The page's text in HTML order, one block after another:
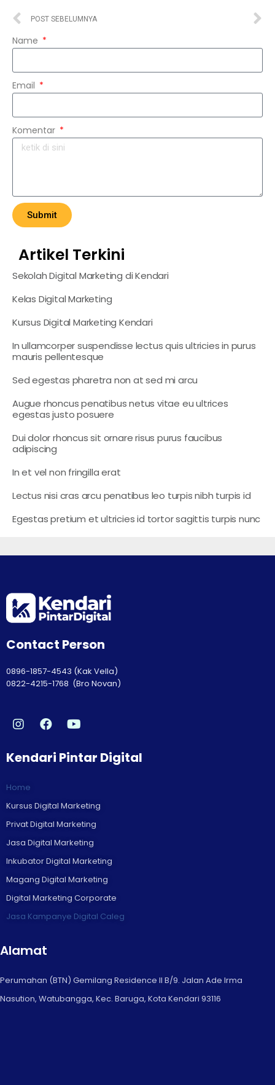
POST SEBELUMNYA
Name
Email
Komentar
Submit
Artikel Terkini
Sekolah Digital Marketing di Kendari
Kelas Digital Marketing
Kursus Digital Marketing Kendari
In ullamcorper suspendisse lectus quis ultricies in purus
mauris pellentesque
Sed egestas pharetra non at sed mi arcu
Augue rhoncus penatibus netus vitae eu ultrices
egestas justo posuere
Dui dolor rhoncus sit ornare risus purus faucibus
adipiscing
In et vel non fringilla erat
Lectus nisi cras arcu penatibus leo turpis nibh turpis id
Egestas pretium et ultricies id tortor sagittis turpis nunc
Contact Person
0896-1857-4543 (Kak Vella)
0822-4215-1768 (Bro Novan)
Kendari Pintar Digital
Home
Kursus Digital Marketing
Privat Digital Marketing
Jasa Digital Marketing
Inkubator Digital Marketing
Magang Digital Marketing
Digital Marketing Corporate
Jasa Kampanye Digital Caleg
Alamat
Perumahan (BTN) Gemilang Residence II B/9. Jalan Ade Irma
Nasution, Watubangga, Kec. Baruga, Kota Kendari 93116